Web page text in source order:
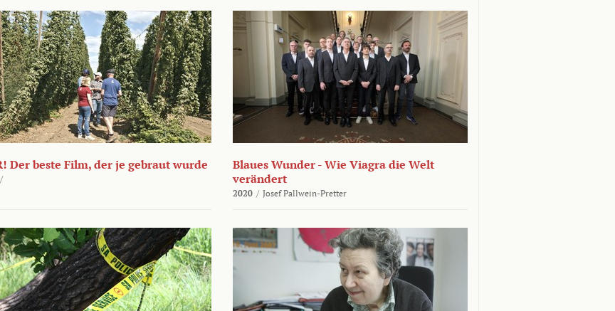
Der beste Film, der je gebraut wurde
/
Blaues Wunder - Wie Viagra die Welt
verändert
2020 / Josef Pallwein-Pretter